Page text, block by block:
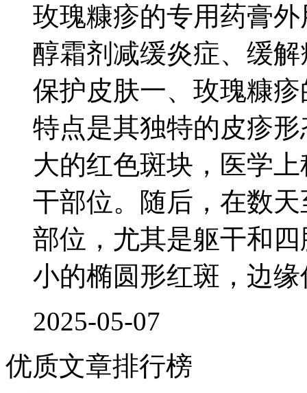
玫瑰糠疹的专用药膏
醇霜剂减缓炎症、缓
保护皮肤一、玫瑰糠
特点是其独特的皮疹
大的红色斑块，医学
干部位。随后，在数
部位，尤其是躯干和
小的椭圆形红斑，边
2025-05-07
优质文章排行榜